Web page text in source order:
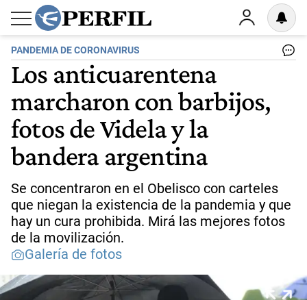
PANDEMIA DE CORONAVIRUS
Los anticuarentena
marcharon con barbijos,
fotos de Videla y la
bandera argentina
Se concentraron en el Obelisco con carteles
que niegan la existencia de la pandemia y que
hay un cura prohibida. Mirá las mejores fotos
de la movilización.
Galería de fotos